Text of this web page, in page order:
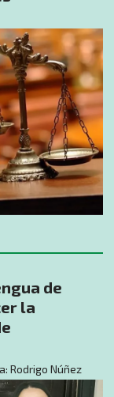
de
la
Rodrigo Núñez